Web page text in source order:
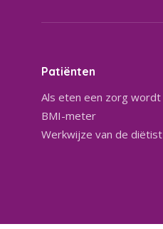
Patiënten
Als eten een zorg wordt
BMI-meter
Werkwijze van de diëtist